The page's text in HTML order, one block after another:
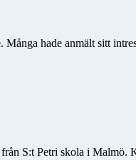
hade anmält sitt
S:t Petri skola i Malmö.